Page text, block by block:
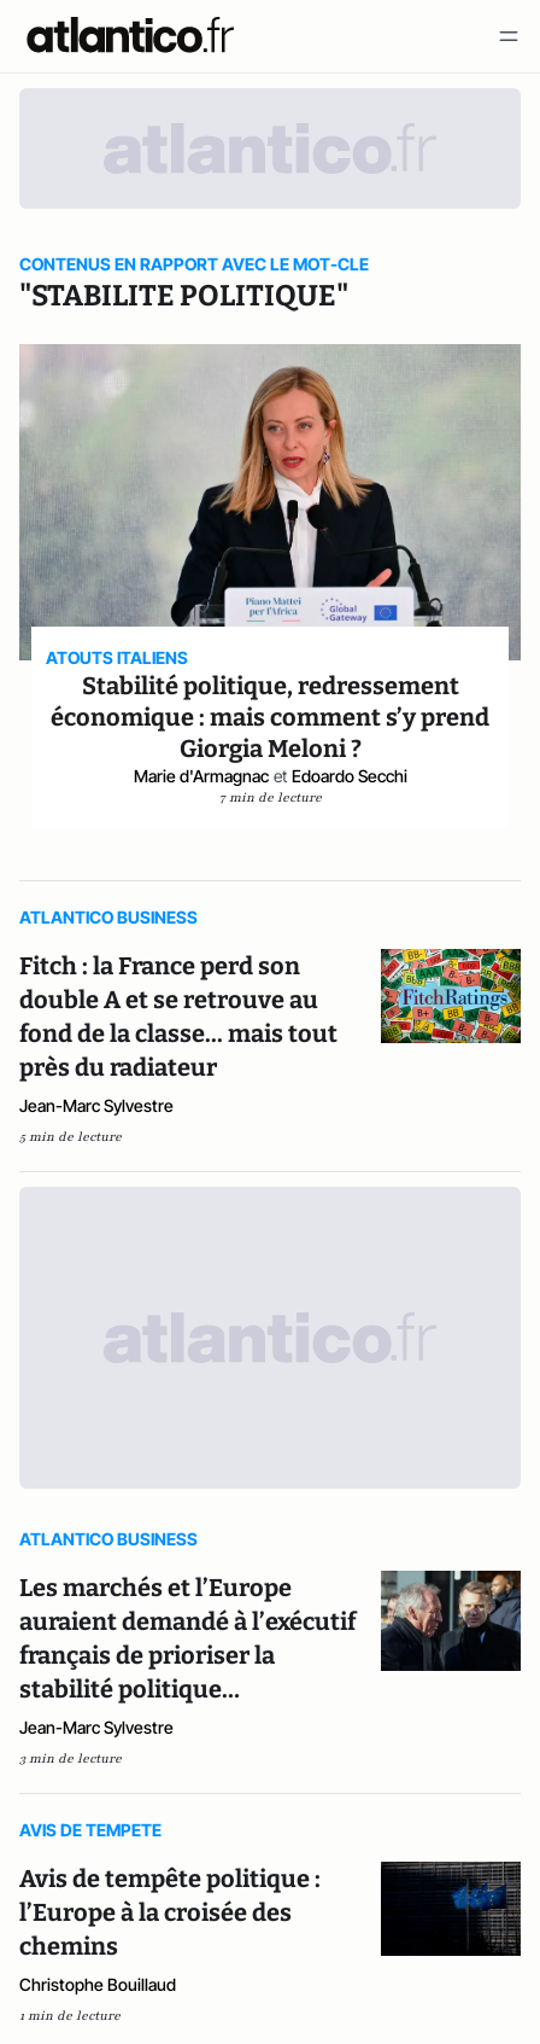
CONTENUS EN RAPPORT AVEC LE MOT-CLE
"STABILITE POLITIQUE"
ATOUTS ITALIENS
Stabilité politique, redressement
économique : mais comment s’y prend
Giorgia Meloni ?
Marie d'Armagnac et Edoardo Secchi
7 min de lecture
ATLANTICO BUSINESS
Fitch : la France perd son
double A et se retrouve au
fond de la classe... mais tout
près du radiateur
Jean-Marc Sylvestre
5 min de lecture
ATLANTICO BUSINESS
Les marchés et l’Europe
auraient demandé à l’exécutif
français de prioriser la
stabilité politique…
Jean-Marc Sylvestre
3 min de lecture
AVIS DE TEMPETE
Avis de tempête politique :
l’Europe à la croisée des
chemins
Christophe Bouillaud
1 min de lecture